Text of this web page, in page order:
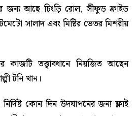
জন্য আছে চিংড়ি রোল, সীফুড ফ্রাইড
সালাদ এবং মিষ্টির ভেতর মিশরীয়
কাজটি তত্ত্বাবধানে নিয়জিত আছেন
টনি খান।
কোন দিন উদযাপনের জন্য ফ্লাই